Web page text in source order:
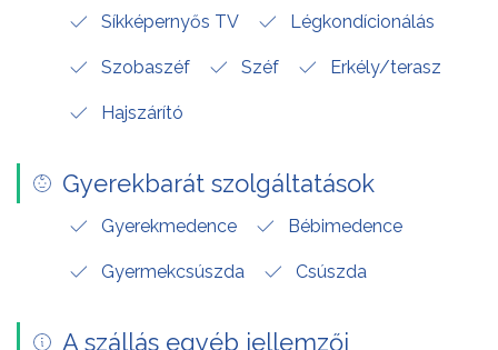
Síkképernyős TV Légkondícionálás
Szobaszéf Széf Erkély/terasz
Hajszárító
Gyerekbarát szolgáltatások
Gyerekmedence Bébimedence
Gyermekcsúszda Csúszda
A szállás egyéb jellemzői